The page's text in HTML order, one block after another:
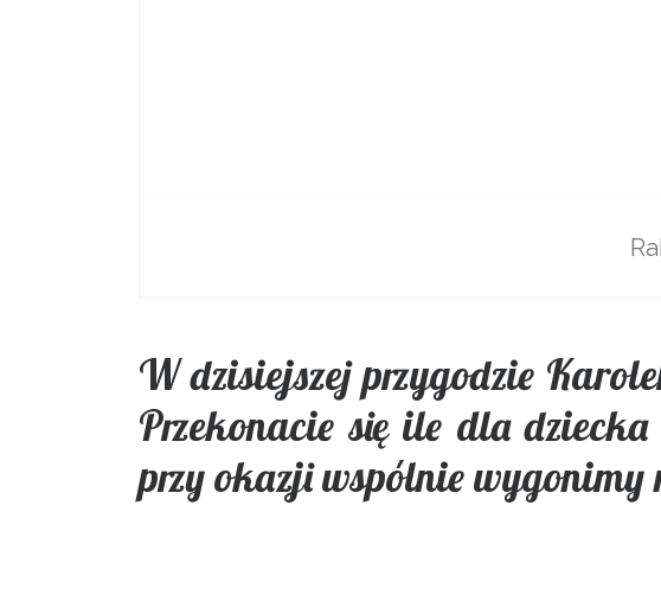
W dzisiejszej przygodzie
Przekonacie się ile dla
przy okazji wspólnie